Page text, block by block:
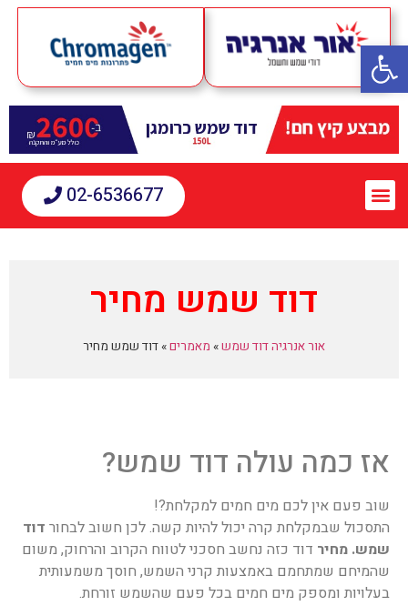
פתח סרגל נגישות
02-6536677
דוד שמש מחיר
אור אנרגיה דוד שמש» מאמרים»דוד שמש מחיר
אז כמה עולה דוד שמש?
שוב פעם אין לכם מים חמים למקלחת?!
התסכול שבמקלחת קרה יכול להיות קשה. לכן חשוב לבחור דוד
שמש. מחיר דוד כזה נחשב חסכני לטווח הקרוב והרחוק, משום
שהמיחם שמתחמם באמצעות קרני השמש, חוסך משמעותית
בעלויות ומספק מים חמים בכל פעם שהשמש זורחת.